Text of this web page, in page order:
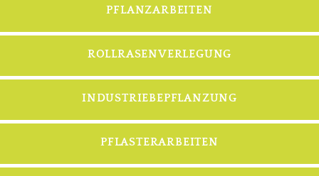
PFLANZARBEITEN
ROLLRASENVERLEGUNG
INDUSTRIEBEPFLANZUNG
PFLASTERARBEITEN